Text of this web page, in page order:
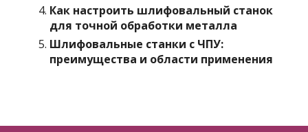
Как настроить шлифовальный станок
для точной обработки металла
Шлифовальные станки с ЧПУ:
преимущества и области применения